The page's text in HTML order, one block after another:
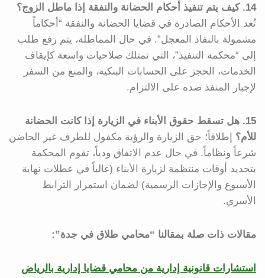
14. كيف يتم تنفيذ أحكام الحضانة والنفقة إذا ماطل الزوج؟
تُعد الأحكام الصادرة في قضايا الحضانة والنفقة “أحكاماً
مشمولة بالنفاذ المعجل”. في حال المماطلة، يتم رفع طلب
إلى “محكمة التنفيذ”، التي تمتلك صلاحيات واسعة كإيقاف
الخدمات، الحجز على الحسابات البنكية، والمنع من السفر
لإجبار المنفذ ضده على الالتزام.
15. هل تسقط حقوق الأبناء في الزيارة إذا كانت الحضانة
للأم؟ إطلاقاً؛ حق الزيارة والرؤية مكفول للطرف غير الحاضن
شرعاً ونظاماً. في حال عدم الاتفاق ودياً، تقوم المحكمة
بتحديد أوقات منتظمة لزيارة الأبناء (غالباً في عطلات نهاية
الأسبوع والإجازات الرسمية) لضمان استمرار الترابط
الأسري.
مقالات ذات صلة بمقالنا “محامي طلاق في جدة”:
استشارات قانونية إدارية من محامي قضايا إدارية بالرياض